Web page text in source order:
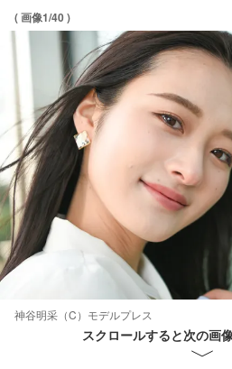
( 画像1/40 )
神谷明采（C）モデルプレス
スクロールすると次の画